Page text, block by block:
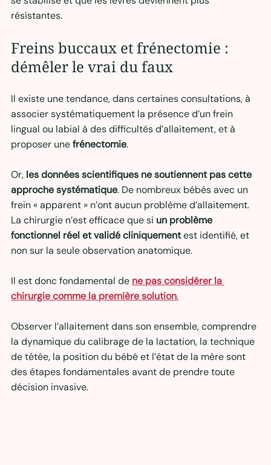
résistantes.
Freins buccaux et frénectomie :
démêler le vrai du faux
Il existe une tendance, dans certaines consultations, à
associer systématiquement la présence d’un frein
lingual ou labial à des difficultés d’allaitement, et à
proposer une frénectomie.
Or, les données scientifiques ne soutiennent pas cette
approche systématique. De nombreux bébés avec un
frein « apparent » n’ont aucun problème d’allaitement.
La chirurgie n’est efficace que si un problème
fonctionnel réel et validé cliniquement est identifié, et
non sur la seule observation anatomique.
Il est donc fondamental de ne pas considérer la
chirurgie comme la première solution.
Observer l’allaitement dans son ensemble, comprendre
la dynamique du calibrage de la lactation, la technique
de tétée, la position du bébé et l’état de la mère sont
des étapes fondamentales avant de prendre toute
décision invasive.